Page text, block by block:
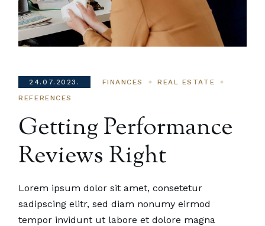
24.07.2023. FINANCES
REAL ESTATE
REFERENCES
Getting Performance
Reviews Right
Lorem ipsum dolor sit amet, consetetur
sadipscing elitr, sed diam nonumy eirmod
tempor invidunt ut labore et dolore magna